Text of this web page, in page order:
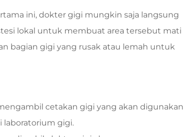
ini, dokter gigi mungkin saja langsung
lokal untuk membuat area tersebut mati
bagian gigi yang rusak atau lemah untuk
cetakan gigi yang akan digunakan
laboratorium gigi.